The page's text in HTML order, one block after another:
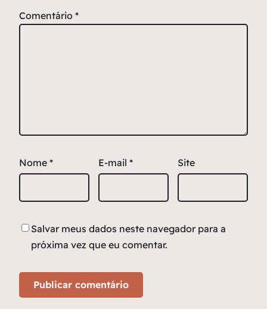
Comentário *
Nome * E-mail * Site
Salvar meus dados neste navegador para a
próxima vez que eu comentar.